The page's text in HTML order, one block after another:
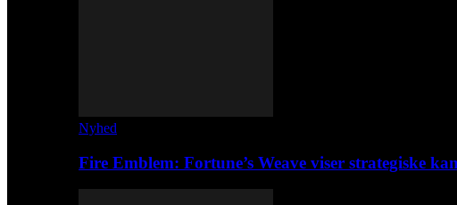
Nyhed
Fire Emblem: Fortune’s Weave viser strategiske